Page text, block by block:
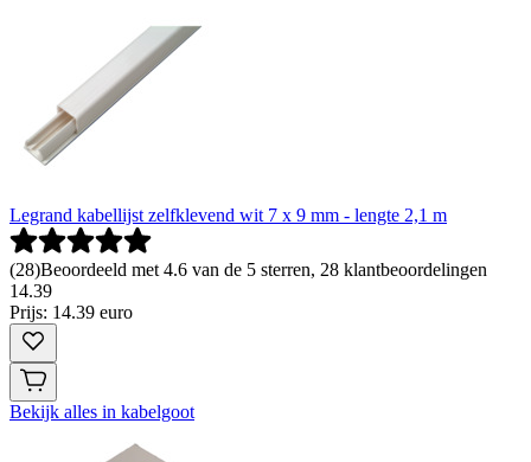
Legrand kabellijst zelfklevend wit 7 x 9 mm - lengte 2,1 m
(28)Beoordeeld met 4.6 van de 5 sterren, 28 klantbeoordelingen
14.39
Prijs: 14.39 euro
Bekijk alles in kabelgoot